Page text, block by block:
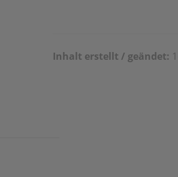
Inhalt erstellt / geändet: